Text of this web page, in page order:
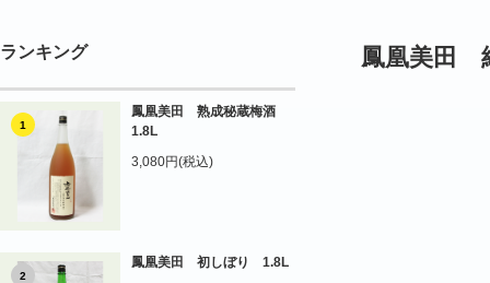
ランキング
1
鳳凰美田 熟成秘蔵梅酒
1.8L
3,080円(税込)
2
鳳凰美田 初しぼり 1.8L
鳳凰美田